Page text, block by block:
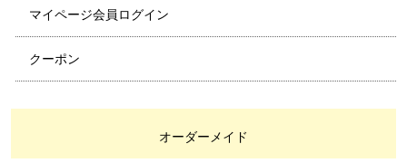
マイページ会員ログイン
クーポン
オーダーメイド